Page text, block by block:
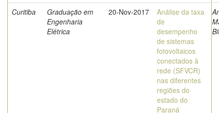
Curitiba
Graduação em
Engenharia
Elétrica
20-Nov-2017
Análise da taxa
de
desempenho
de sistemas
fotovoltaicos
conectados à
rede (SFVCR)
nas diferentes
regiões do
estado do
Paraná